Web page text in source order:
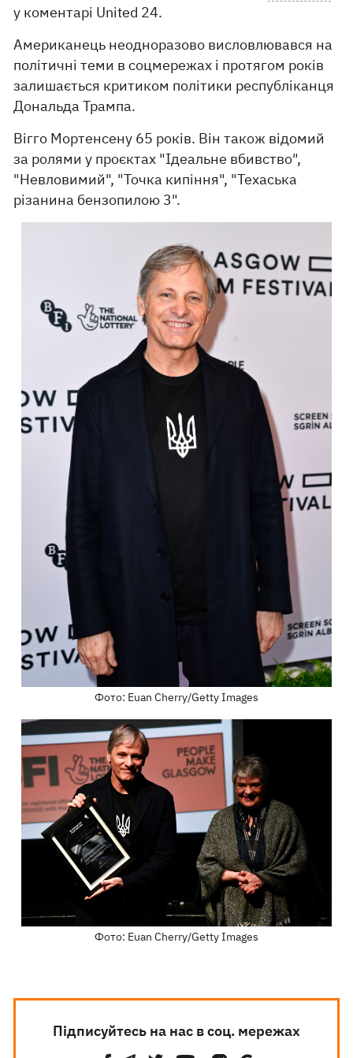
у коментарі United 24.
Американець неодноразово висловлювався на
політичні теми в соцмережах і протягом років
залишається критиком політики республіканця
Дональда Трампа.
Вігго Мортенсену 65 років. Він також відомий
за ролями у проєктах "Ідеальне вбивство",
"Невловимий", "Точка кипіння", "Техаська
різанина бензопилою 3".
Фото: Euan Cherry/Getty Images
Фото: Euan Cherry/Getty Images
Підписуйтесь на нас в соц. мережах